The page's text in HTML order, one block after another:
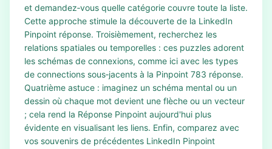
et demandez‑vous quelle catégorie couvre toute la liste.
Cette approche stimule la découverte de la LinkedIn
Pinpoint réponse. Troisièmement, recherchez les
relations spatiales ou temporelles : ces puzzles adorent
les schémas de connexions, comme ici avec les types
de connections sous‑jacents à la Pinpoint 783 réponse.
Quatrième astuce : imaginez un schéma mental ou un
dessin où chaque mot devient une flèche ou un vecteur
; cela rend la Réponse Pinpoint aujourd'hui plus
évidente en visualisant les liens. Enfin, comparez avec
vos souvenirs de précédentes LinkedIn Pinpoint